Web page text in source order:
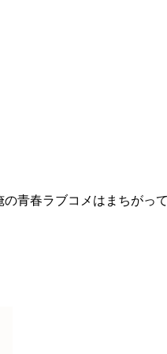
青春ラブコメはまちがっ